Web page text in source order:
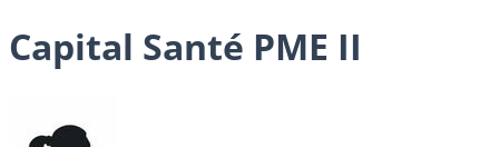
Capital Santé PME II